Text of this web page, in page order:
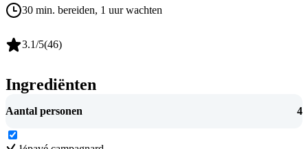
30 min. bereiden, 1 uur wachten
3.1/5(46)
Ingrediënten
Aantal personen 4